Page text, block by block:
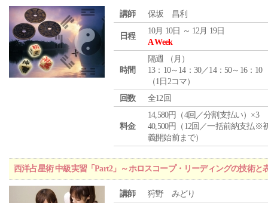
講師 保坂 昌利
日程
10月 10日 ～ 12月 19日
A Week
時間
隔週 （ 月 ）
13：10～14：30／14：50～16：10
（1日2コマ）
回数
全12回
料金
14,580円（4回／分割支払い）×3
40,500円（12回／一括前納支払※
義開始前まで）
西洋占星術 中級実習「Part2」～ホロスコープ・リーディングの技術と
講師 狩野 みどり